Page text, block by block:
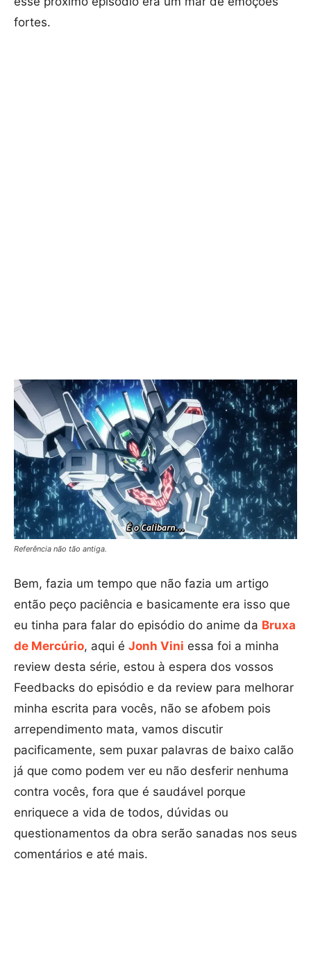
fortes.
Referência não tão antiga.
Bem, fazia um tempo que não fazia um artigo
então peço paciência e basicamente era isso que
eu tinha para falar do episódio do anime da Bruxa
de Mercúrio, aqui é Jonh Vini essa foi a minha
review desta série, estou à espera dos vossos
Feedbacks do episódio e da review para melhorar
minha escrita para vocês, não se afobem pois
arrependimento mata, vamos discutir
pacificamente, sem puxar palavras de baixo calão
já que como podem ver eu não desferir nenhuma
contra vocês, fora que é saudável porque
enriquece a vida de todos, dúvidas ou
questionamentos da obra serão sanadas nos seus
comentários e até mais.